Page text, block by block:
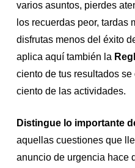
varios asuntos, pierdes
los recuerdas peor, tardas
disfrutas menos del éxito
aplica aquí también la
ciento de tus resultados
ciento de las actividades.
Distingue lo importante
aquellas cuestiones que
anuncio de urgencia hace